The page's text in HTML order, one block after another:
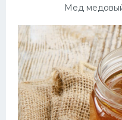
Мед